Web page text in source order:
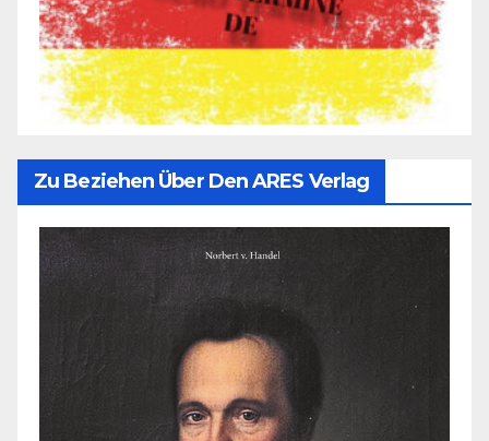
Zu Beziehen Über Den ARES Verlag